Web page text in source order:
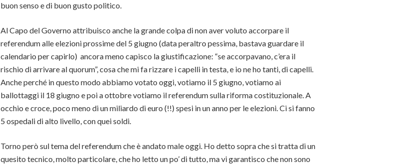
buon senso e di buon gusto politico.
Al Capo del Governo attribuisco anche la grande colpa di non aver voluto accorpare il
referendum alle elezioni prossime del 5 giugno (data peraltro pessima, bastava guardare il
calendario per capirlo) ancora meno capisco la giustificazione: “se accorpavano, c’era il
rischio di arrivare al quorum”, cosa che mi fa rizzare i capelli in testa, e io ne ho tanti, di capelli.
Anche perché in questo modo abbiamo votato oggi, votiamo il 5 giugno, votiamo ai
ballottaggi il 18 giugno e poi a ottobre votiamo il referendum sulla riforma costituzionale. A
occhio e croce, poco meno di un miliardo di euro (!!) spesi in un anno per le elezioni. Ci si fanno
5 ospedali di alto livello, con quei soldi.
Torno però sul tema del referendum che è andato male oggi. Ho detto sopra che si tratta di un
quesito tecnico, molto particolare, che ho letto un po’ di tutto, ma vi garantisco che non sono